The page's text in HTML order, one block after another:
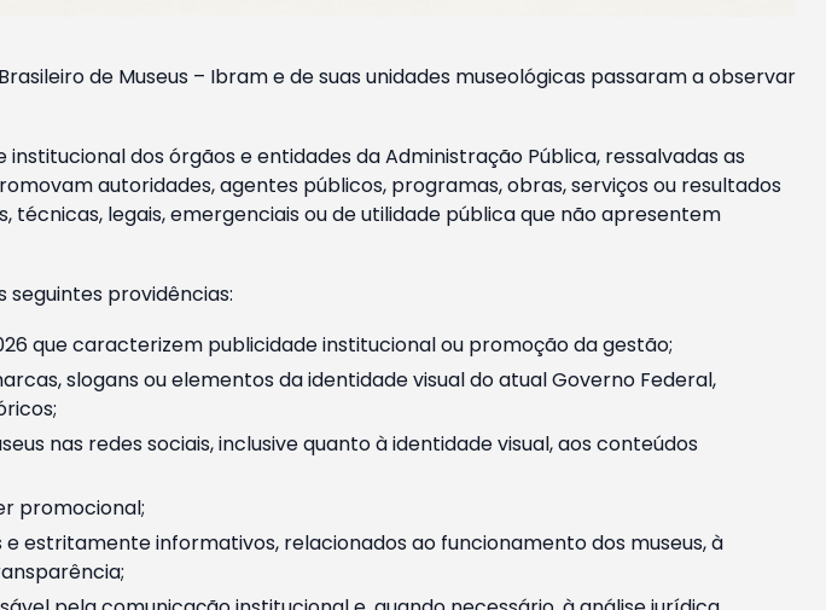
de Museus – Ibram e de suas unidades museológicas passaram a observar
dos órgãos e entidades da Administração Pública, ressalvadas as
autoridades, agentes públicos, programas, obras, serviços ou resultados
legais, emergenciais ou de utilidade pública que não apresentem
seguintes providências:
que caracterizem publicidade institucional ou promoção da gestão;
slogans ou elementos da identidade visual do atual Governo Federal,
nas redes sociais, inclusive quanto à identidade visual, aos conteúdos
promocional;
estritamente informativos, relacionados ao funcionamento dos museus, à